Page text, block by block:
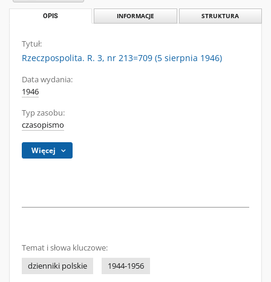
OPIS INFORMACJE STRUKTURA
Tytuł:
Rzeczpospolita. R. 3, nr 213=709 (5 sierpnia 1946)
Data wydania:
1946
Typ zasobu:
czasopismo
Więcej
Temat i słowa kluczowe:
dzienniki polskie
1944-1956